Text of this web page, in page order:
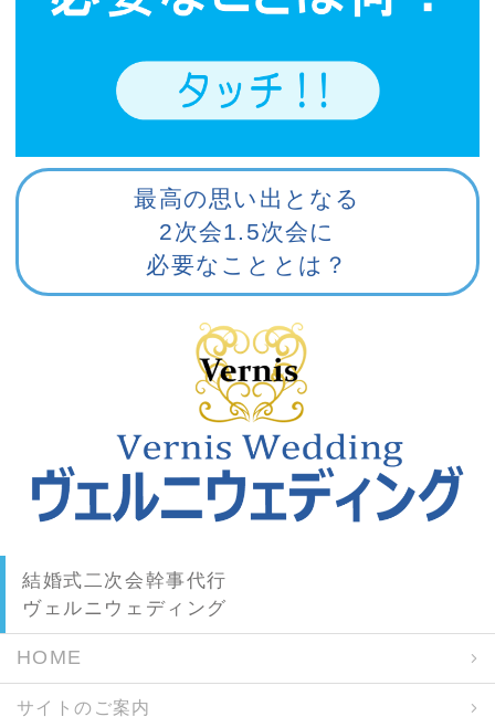
最高の思い出となる
2次会1.5次会に
必要なこととは？
結婚式二次会幹事代行
ヴェルニウェディング
HOME
サイトのご案内